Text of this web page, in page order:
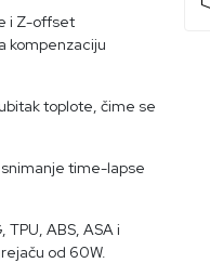
i Z-offset
kompenzaciju
toplote, čime se
time-lapse
TPU, ABS, ASA i
od 60W.